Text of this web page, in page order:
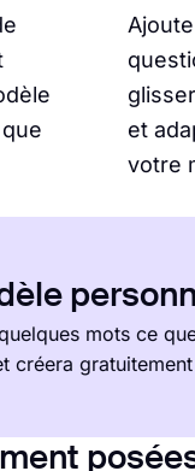
et
votre
mots ce
créera